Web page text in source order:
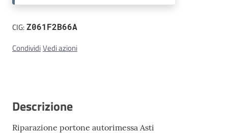
CIG:Z061F2B66A
CondividiVedi azioni
Descrizione
Riparazione portone autorimessa Asti